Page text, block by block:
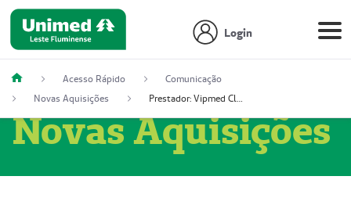
Login
Acesso Rápido
Comunicação
Novas Aquisições
Prestador: Vipmed Clínica Geral Ltda, 51004349-0 (Nome Fantasia: Policlínica Master)
Novas Aquisições